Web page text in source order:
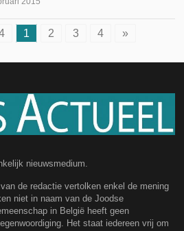
1 2 3 4 »
nieuwsmedium.
de redactie vertolken enkel de mening
niet in naam van de Joodse
in België heeft geen
Het staat iedereen vrij om